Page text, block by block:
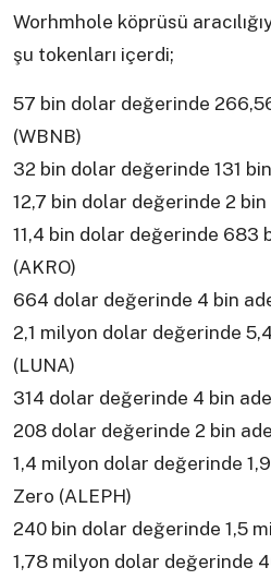
Worhmhole köprüsü
şu tokenları içerdi;
57 bin dolar değerinde
(WBNB)
32 bin dolar değerinde 131
12,7 bin dolar değerinde 2
11,4 bin dolar değerinde 683
(AKRO)
664 dolar değerinde 4 bin
2,1 milyon dolar değerinde
(LUNA)
314 dolar değerinde 4 bin
208 dolar değerinde 2 bin
1,4 milyon dolar değerinde
Zero (ALEPH)
240 bin dolar değerinde 1,5
1,78 milyon dolar değerinde